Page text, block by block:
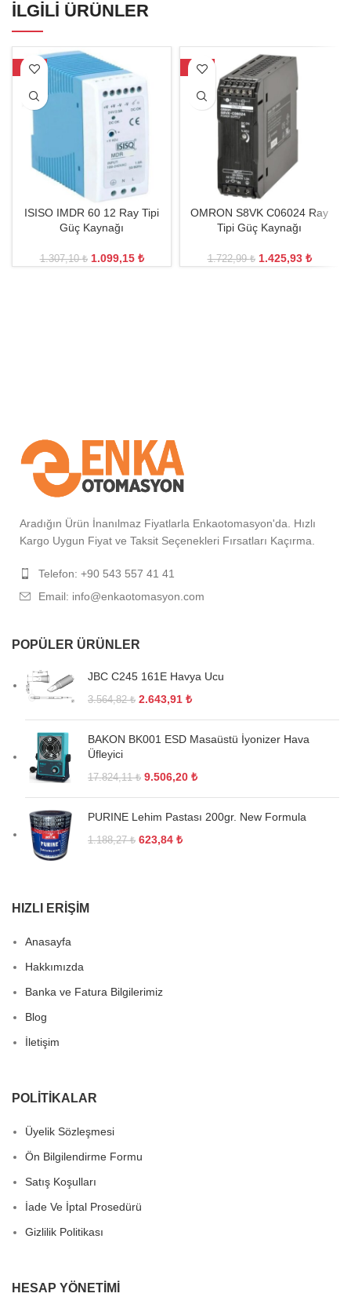
İLGILI ÜRÜNLER
-16%
ISISO IMDR 60 12 Ray Tipi
Güç Kaynağı
1.307,10₺ 1.099,15 ₺
-17%
OMRON S8VK C06024 Ray
Tipi Güç Kaynağı
1.722,99₺ 1.425,93 ₺
Aradığın Ürün İnanılmaz Fiyatlarla Enkaotomasyon'da. Hızlı
Kargo Uygun Fiyat ve Taksit Seçenekleri Fırsatları Kaçırma.
Telefon: +90 543 557 41 41
Email: info@enkaotomasyon.com
POPÜLER ÜRÜNLER
JBC C245 161E Havya Ucu
3.564,82₺ 2.643,91 ₺
BAKON BK001 ESD Masaüstü İyonizer Hava
Üfleyici
17.824,11₺ 9.506,20 ₺
PURINE Lehim Pastası 200gr. New Formula
1.188,27₺ 623,84 ₺
HIZLI ERIŞIM
Anasayfa
Hakkımızda
Banka ve Fatura Bilgilerimiz
Blog
İletişim
POLITIKALAR
Üyelik Sözleşmesi
Ön Bilgilendirme Formu
Satış Koşulları
İade Ve İptal Prosedürü
Gizlilik Politikası
HESAP YÖNETIMI